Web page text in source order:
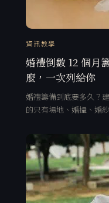
資訊教學
婚禮倒數 12 個月
麼，一次列給你
婚禮籌備到底要多久？
的只有場地、婚攝、婚